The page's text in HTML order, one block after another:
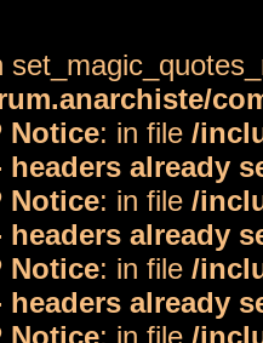
Notice: in file /
already
Notice: in file /
already
Notice: in file /
already
Notice: in file /